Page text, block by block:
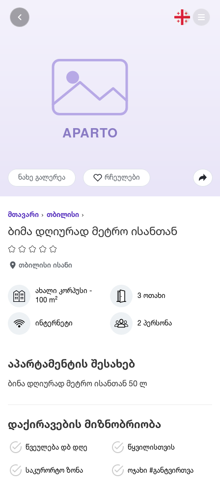
ნახე გალერეა რჩეულები
მთავარი თბილისი
ბიმა დღიურად მეტრო ისანთან
თბილისი ისანი
ახალი კორპუსი -
100 m²
3 ოთახი
ინტერნეტი 2 პერსონა
აპარტამენტის შესახებ
ბინა დღიურად მეტრო ისანთან 50 ლ
დაქირავების მიზნობრიობა
წვეულება დბ დღე წყვილისთვის
საკურორტო ზონა ოჯახი #განტვირთვა